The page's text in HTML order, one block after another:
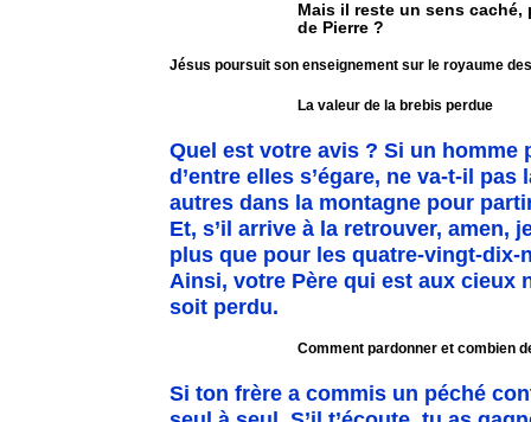
Mais il reste un sens
de Pierre ?
Jésus poursuit son enseignement sur le royaume
La valeur de la brebis perdue
Quel est votre avis ? Si un homme
d’entre elles s’égare, ne va-t-il
autres dans la montagne pour
Et, s’il arrive à la retrouver, amen,
plus que pour les quatre-vingt-dix-
Ainsi, votre Père qui est aux cieux
soit perdu.
Comment pardonner et combien
Si ton frère a commis un péché